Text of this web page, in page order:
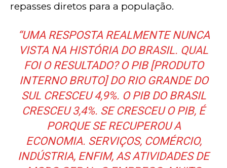
repasses diretos para a população.
“UMA RESPOSTA REALMENTE NUNCA
VISTA NA HISTÓRIA DO BRASIL. QUAL
FOI O RESULTADO? O PIB [PRODUTO
INTERNO BRUTO] DO RIO GRANDE DO
SUL CRESCEU 4,9%. O PIB DO BRASIL
CRESCEU 3,4%. SE CRESCEU O PIB, É
PORQUE SE RECUPEROU A
ECONOMIA. SERVIÇOS, COMÉRCIO,
INDÚSTRIA, ENFIM, AS ATIVIDADES DE